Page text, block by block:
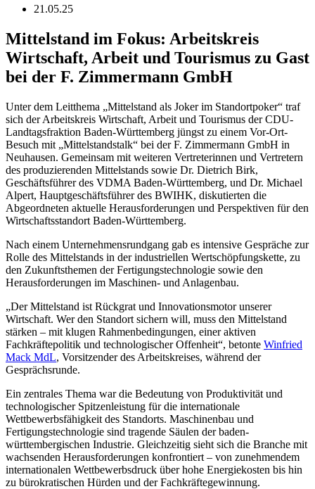
21.05.25
Mittelstand im Fokus: Arbeitskreis
Wirtschaft, Arbeit und Tourismus zu Gast
bei der F. Zimmermann GmbH
Unter dem Leitthema „Mittelstand als Joker im Standortpoker“ traf
sich der Arbeitskreis Wirtschaft, Arbeit und Tourismus der CDU-
Landtagsfraktion Baden-Württemberg jüngst zu einem Vor-Ort-
Besuch mit „Mittelstandstalk“ bei der F. Zimmermann GmbH in
Neuhausen. Gemeinsam mit weiteren Vertreterinnen und Vertretern
des produzierenden Mittelstands sowie Dr. Dietrich Birk,
Geschäftsführer des VDMA Baden-Württemberg, und Dr. Michael
Alpert, Hauptgeschäftsführer des BWIHK, diskutierten die
Abgeordneten aktuelle Herausforderungen und Perspektiven für den
Wirtschaftsstandort Baden-Württemberg.
Nach einem Unternehmensrundgang gab es intensive Gespräche zur
Rolle des Mittelstands in der industriellen Wertschöpfungskette, zu
den Zukunftsthemen der Fertigungstechnologie sowie den
Herausforderungen im Maschinen- und Anlagenbau.
„Der Mittelstand ist Rückgrat und Innovationsmotor unserer
Wirtschaft. Wer den Standort sichern will, muss den Mittelstand
stärken – mit klugen Rahmenbedingungen, einer aktiven
Fachkräftepolitik und technologischer Offenheit“, betonte Winfried
Mack MdL, Vorsitzender des Arbeitskreises, während der
Gesprächsrunde.
Ein zentrales Thema war die Bedeutung von Produktivität und
technologischer Spitzenleistung für die internationale
Wettbewerbsfähigkeit des Standorts. Maschinenbau und
Fertigungstechnologie sind tragende Säulen der baden-
württembergischen Industrie. Gleichzeitig sieht sich die Branche mit
wachsenden Herausforderungen konfrontiert – von zunehmendem
internationalen Wettbewerbsdruck über hohe Energiekosten bis hin
zu bürokratischen Hürden und der Fachkräftegewinnung.